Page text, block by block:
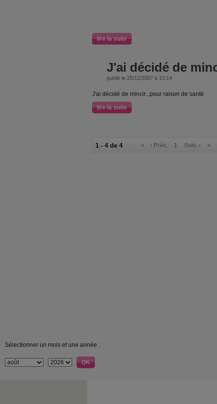
lire la suite
J'ai décidé de
publié le 25/12/2007 à 13:14
J'ai décidé de mincir...pour raison de santé
lire la suite
1 - 4 de 4 « ‹ Préc. 1 Suiv. › »
Sélectionner un mois et une année :